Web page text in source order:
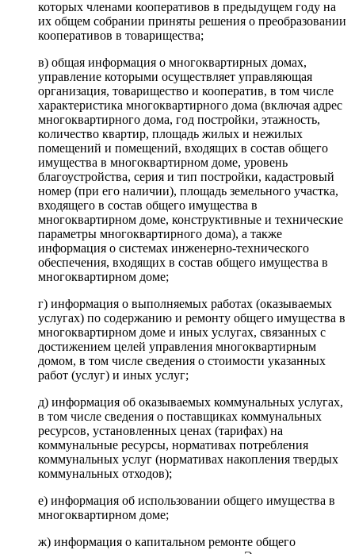
которых членами кооперативов в предыдущем году на
их общем собрании приняты решения о преобразовании
кооперативов в товарищества;
в) общая информация о многоквартирных домах,
управление которыми осуществляет управляющая
организация, товарищество и кооператив, в том числе
характеристика многоквартирного дома (включая адрес
многоквартирного дома, год постройки, этажность,
количество квартир, площадь жилых и нежилых
помещений и помещений, входящих в состав общего
имущества в многоквартирном доме, уровень
благоустройства, серия и тип постройки, кадастровый
номер (при его наличии), площадь земельного участка,
входящего в состав общего имущества в
многоквартирном доме, конструктивные и технические
параметры многоквартирного дома), а также
информация о системах инженерно-технического
обеспечения, входящих в состав общего имущества в
многоквартирном доме;
г) информация о выполняемых работах (оказываемых
услугах) по содержанию и ремонту общего имущества в
многоквартирном доме и иных услугах, связанных с
достижением целей управления многоквартирным
домом, в том числе сведения о стоимости указанных
работ (услуг) и иных услуг;
д) информация об оказываемых коммунальных услугах,
в том числе сведения о поставщиках коммунальных
ресурсов, установленных ценах (тарифах) на
коммунальные ресурсы, нормативах потребления
коммунальных услуг (нормативах накопления твердых
коммунальных отходов);
е) информация об использовании общего имущества в
многоквартирном доме;
ж) информация о капитальном ремонте общего